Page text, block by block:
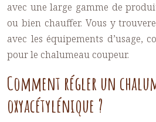
avec une large gamme de
ou bien chauffer. Vous y
avec les équipements d’usage,
pour le chalumeau coupeur.
Comment régler un
oxyacétylénique ?